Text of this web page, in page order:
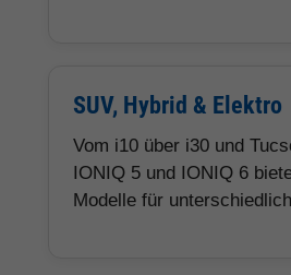
SUV, Hybrid & Elektro
Vom i10 über i30 und
IONIQ 5 und IONIQ 6
Modelle für